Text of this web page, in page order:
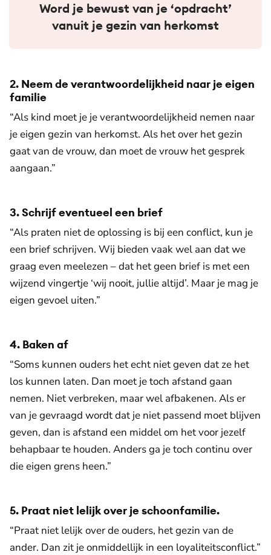
Word je bewust van je ‘opdracht’
vanuit je gezin van herkomst
2. Neem de verantwoordelijkheid naar je eigen
familie
“Als kind moet je je verantwoordelijkheid nemen naar
je eigen gezin van herkomst. Als het over het gezin
gaat van de vrouw, dan moet de vrouw het gesprek
aangaan.”
3. Schrijf eventueel een brief
“Als praten niet de oplossing is bij een conflict, kun je
een brief schrijven. Wij bieden vaak wel aan dat we
graag even meelezen – dat het geen brief is met een
wijzend vingertje ‘wij nooit, jullie altijd’. Maar je mag je
eigen gevoel uiten.”
4. Baken af
“Soms kunnen ouders het echt niet geven dat ze het
los kunnen laten. Dan moet je toch afstand gaan
nemen. Niet verbreken, maar wel afbakenen. Als er
van je gevraagd wordt dat je niet passend moet blijven
geven, dan is afstand een middel om het voor jezelf
behapbaar te houden. Anders ga je toch continu over
die eigen grens heen.”
5. Praat niet lelijk over je schoonfamilie.
“Praat niet lelijk over de ouders, het gezin van de
ander. Dan zit je onmiddellijk in een loyaliteitsconflict.”